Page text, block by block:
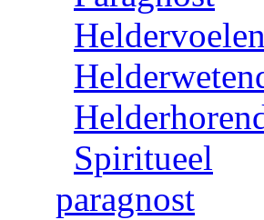
Spiritueel
paragnost